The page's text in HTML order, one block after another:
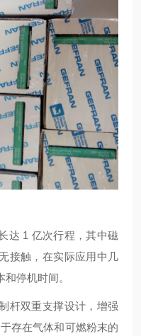
达 1 亿次行程，其中磁
接触，在实际应用中几
停机时间。
杆双重支撑设计，增强
存在气体和可燃粉末的